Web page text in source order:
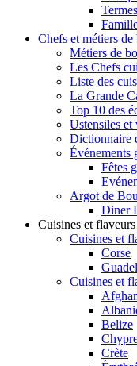
Chefs et métiers de
Métiers de
Les Chefs
Liste des
La Grande
Top 10 des
Ustensiles et
Dictionnaire
Événements
Fêtes
Argot de
Diner
Cuisines et flaveurs
Cuisines et
Corse
Cuisines et
Belize
Crète